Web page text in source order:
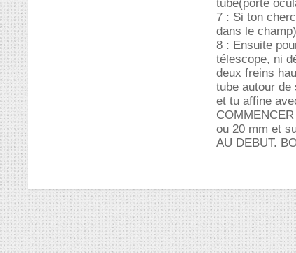
tube(porte
7 : Si ton
dans le
8 : Ensuite
télescope, ni
deux freins
tube autour
et tu affine
ou 20 mm et
AU DEBUT.